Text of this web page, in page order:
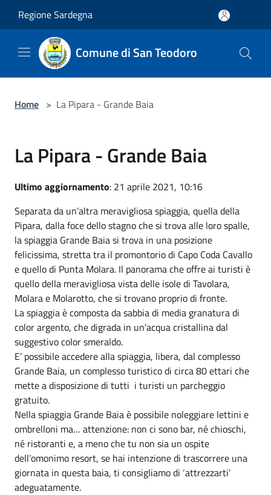
Regione Sardegna
Comune di San Teodoro
Home > La Pipara - Grande Baia
La Pipara - Grande Baia
Ultimo aggiornamento: 21 aprile 2021, 10:16
Separata da un’altra meravigliosa spiaggia, quella della
Pipara, dalla foce dello stagno che si trova alle loro spalle,
la spiaggia Grande Baia si trova in una posizione
felicissima, stretta tra il promontorio di Capo Coda Cavallo
e quello di Punta Molara. Il panorama che offre ai turisti è
quello della meravigliosa vista delle isole di Tavolara,
Molara e Molarotto, che si trovano proprio di fronte.
La spiaggia è composta da sabbia di media granatura di
color argento, che digrada in un’acqua cristallina dal
suggestivo color smeraldo.
E’ possibile accedere alla spiaggia, libera, dal complesso
Grande Baia, un complesso turistico di circa 80 ettari che
mette a disposizione di tutti i turisti un parcheggio
gratuito.
Nella spiaggia Grande Baia è possibile noleggiare lettini e
ombrelloni ma… attenzione: non ci sono bar, né chioschi,
né ristoranti e, a meno che tu non sia un ospite
dell’omonimo resort, se hai intenzione di trascorrere una
giornata in questa baia, ti consigliamo di ‘attrezzarti’
adeguatamente.